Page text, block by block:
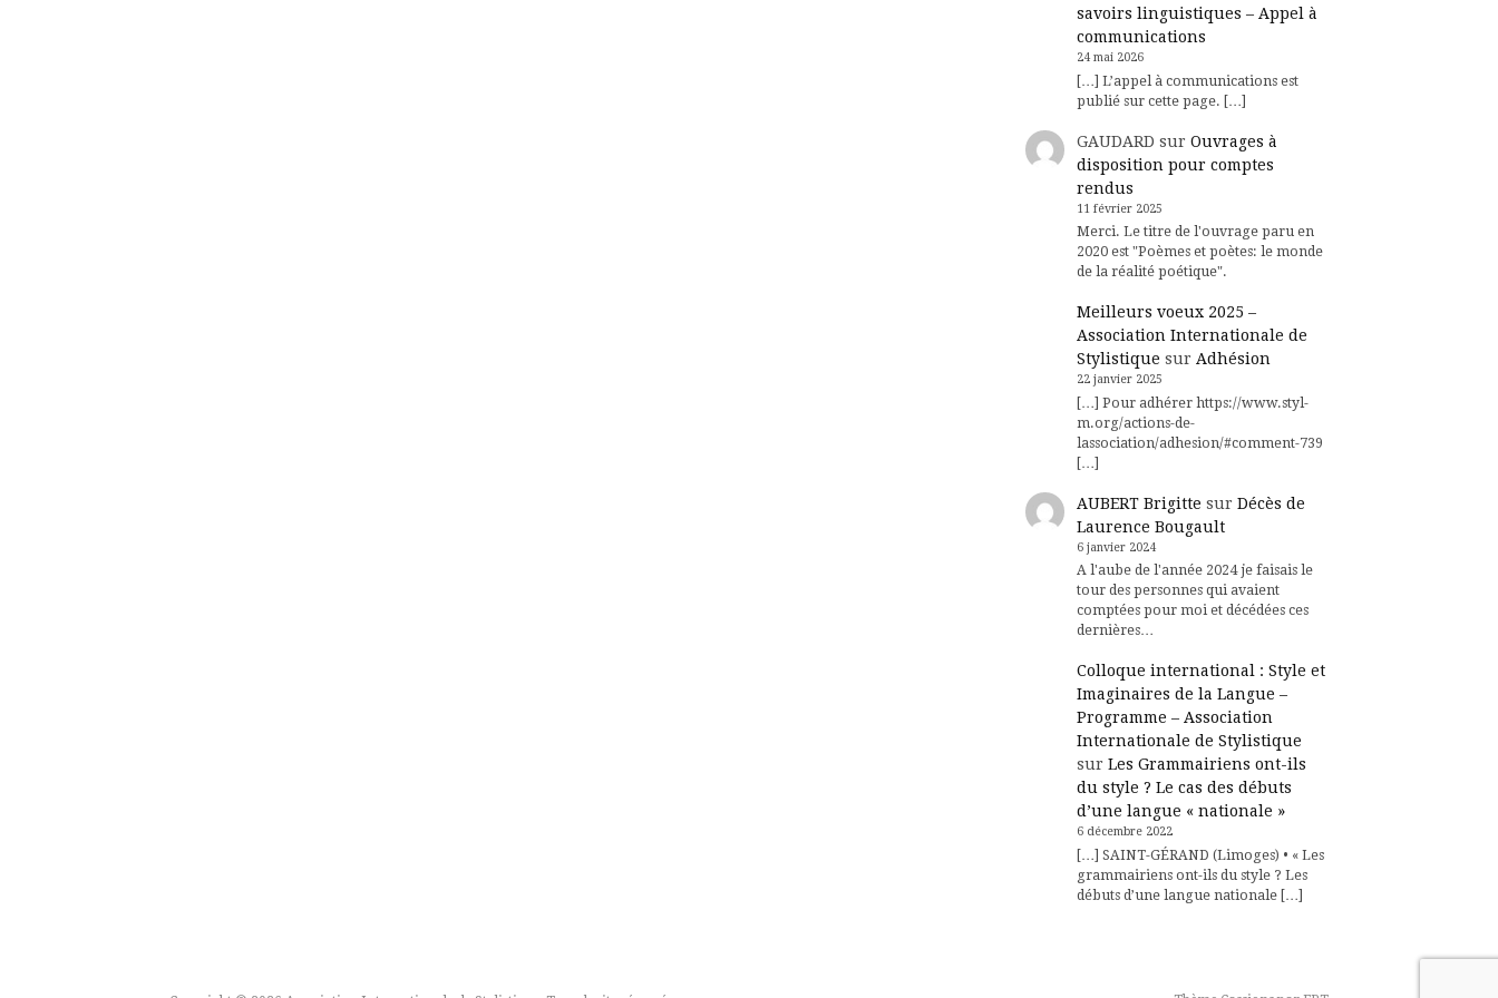
savoirs linguistiques – Appel à
communications
24 mai 2026
[…] L’appel à communications est
publié sur cette page. […]
GAUDARD sur Ouvrages à
disposition pour comptes
rendus
11 février 2025
Merci. Le titre de l'ouvrage paru en
2020 est "Poèmes et poètes: le monde
de la réalité poétique".
Meilleurs voeux 2025 –
Association Internationale de
Stylistique sur Adhésion
22 janvier 2025
[…] Pour adhérer https://www.styl-
m.org/actions-de-
lassociation/adhesion/#comment-739
[…]
AUBERT Brigitte sur Décès de
Laurence Bougault
6 janvier 2024
A l'aube de l'année 2024 je faisais le
tour des personnes qui avaient
comptées pour moi et décédées ces
dernières…
Colloque international : Style et
Imaginaires de la Langue –
Programme – Association
Internationale de Stylistique
sur Les Grammairiens ont-ils
du style ? Le cas des débuts
d’une langue « nationale »
6 décembre 2022
[…] SAINT-GÉRAND (Limoges) • « Les
grammairiens ont-ils du style ? Les
débuts d’une langue nationale […]